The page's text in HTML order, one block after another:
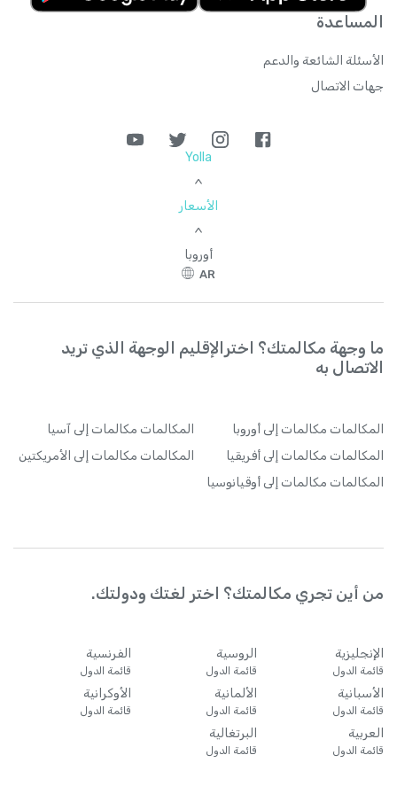
المساعدة
الأسئلة الشائعة والدعم
جهات الاتصال
Yolla
>
الأسعار
>
أوروبا
AR
ما وجهة مكالمتك؟ اخترالإقليم الوجهة الذي تريد
الاتصال به
المكالمات مكالمات إلى أوروبا المكالمات مكالمات إلى آسيا
المكالمات مكالمات إلى أفريقيا المكالمات مكالمات إلى الأمريكتين
المكالمات مكالمات إلى أوقيانوسيا
من أين تجري مكالمتك؟ اختر لغتك ودولتك.
الإنجليزية
قائمة الدول
الروسية
قائمة الدول
الفرنسية
قائمة الدول
الأسبانية
قائمة الدول
الألمانية
قائمة الدول
الأوكرانية
قائمة الدول
العربية
قائمة الدول
البرتغالية
قائمة الدول